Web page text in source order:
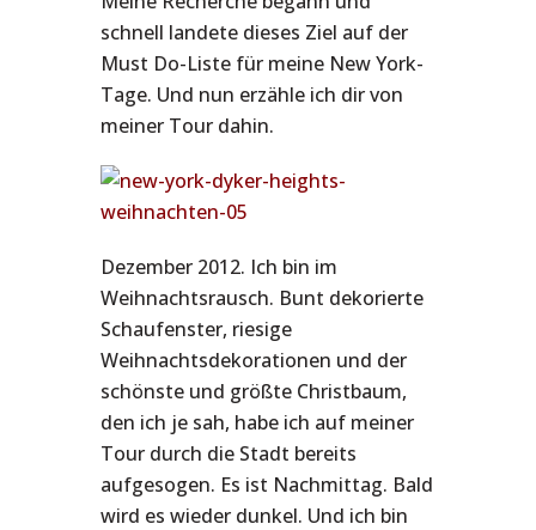
schnell landete dieses Ziel auf der
Must Do-Liste für meine New York-
Tage. Und nun erzähle ich dir von
meiner Tour dahin.
Dezember 2012. Ich bin im
Weihnachtsrausch. Bunt dekorierte
Schaufenster, riesige
Weihnachtsdekorationen und der
schönste und größte Christbaum,
den ich je sah, habe ich auf meiner
Tour durch die Stadt bereits
aufgesogen. Es ist Nachmittag. Bald
wird es wieder dunkel. Und ich bin